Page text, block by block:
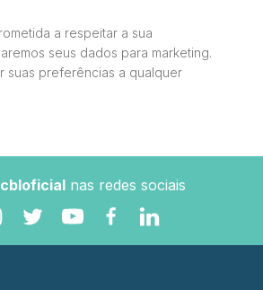
a respeitar a sua
seus dados para marketing.
suas preferências a qualquer
nas redes sociais